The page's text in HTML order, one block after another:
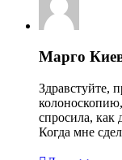
Марго
Здравстуйте,
спросила, как
Когда мне